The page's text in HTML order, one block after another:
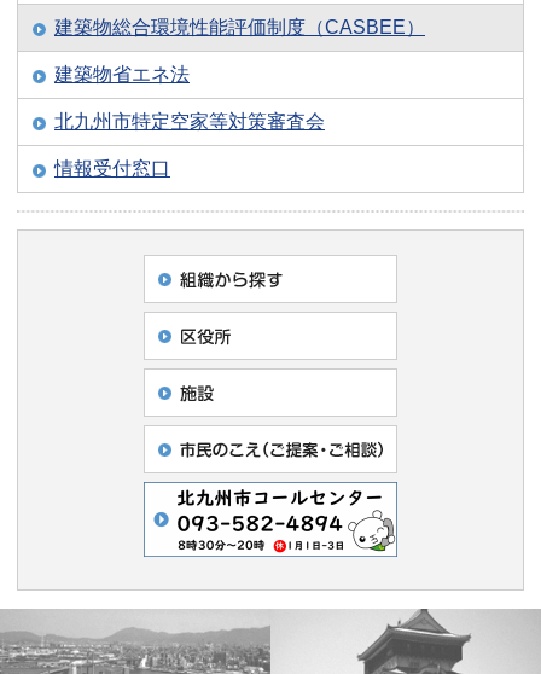
建築物総合環境性能評価制度（CASBEE）
建築物省エネ法
北九州市特定空家等対策審査会
情報受付窓口